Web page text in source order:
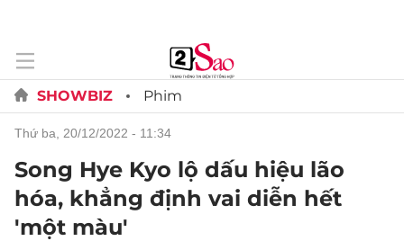
SHOWBIZ Phim
thứ ba, 20/12/2022 - 11:34
Song Hye Kyo lộ dấu hiệu lão
hóa, khẳng định vai diễn hết
'một màu'